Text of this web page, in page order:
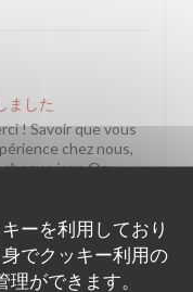
ーを利用しており
でクッキー利用の
ができます。
ました
! Savoir que vous
chez nous,
jour. On
établissement !